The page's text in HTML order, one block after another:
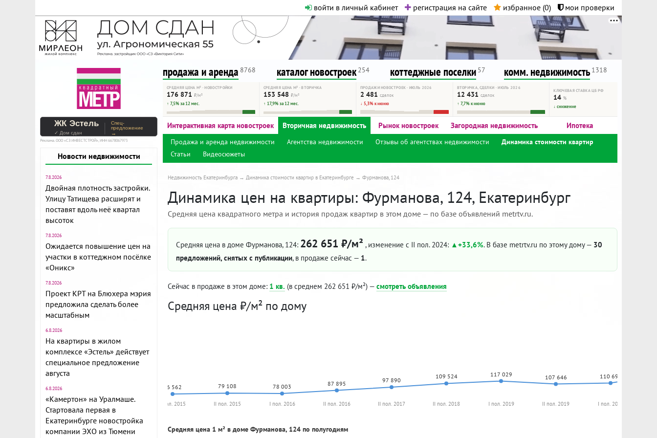
войти в личный кабинет регистрация на сайте избранное (0) мои проверки
На Метре реклама - только нормальная. Никакого шок-контента.
Помогайте независимому ресурсу, как он помогает вам. Удачи!
продажа и аренда 8768 каталог новостроек 254 коттеджные поселки 57 комм. недвижимость 1318
СРЕДНЯЯ ЦЕНА М² · НОВОСТРОЙКИ
176 871 ₽/м²
↑ 7,5% за 12 мес.
СРЕДНЯЯ ЦЕНА М² · ВТОРИЧКА
153 548 ₽/м²
↑ 17,9% за 12 мес.
ПРОДАЖИ НОВОСТРОЕК · ИЮЛЬ 2026
2 481 сделок
↓ 5,3% к июню
ВТОРИЧКА, СДЕЛКИ · ИЮЛЬ 2026
12 431 сделок
↑ 7,7% к июню
КЛЮЧЕВАЯ СТАВКА ЦБ РФ
14%
↓ снижение
ЖК Эстель
✓ Дом сдан
Спец-
предложение
→
Реклама. ООО «СЗ ИНВЕСТСТРОЙ», ИНН 6678067973
Новости недвижимости
7.8.2026
Двойная плотность застройки.
Улицу Татищева расширят и
поставят вдоль неё квартал
высоток
7.8.2026
Ожидается повышение цен на
участки в коттеджном посёлке
«Оникс»
7.8.2026
Проект КРТ на Блюхера мэрия
предложила сделать более
масштабным
6.8.2026
На квартиры в жилом
комплексе «Эстель» действует
специальное предложение
августа
6.8.2026
«Камертон» на Уралмаше.
Стартовала первая в
Екатеринбурге новостройка
компании ЭХО из Тюмени
Интерактивная карта новостроек Вторичная недвижимость Рынок новостроек Загородная недвижимость Ипотека
Продажа и аренда недвижимости Агентства недвижимости Отзывы об агентствах недвижимости
Динамика стоимости квартир
Статьи
Видеосюжеты
Недвижимость Екатеринбурга Динамика стоимости квартир в Екатеринбурге Фурманова, 124
Динамика цен на квартиры: Фурманова, 124, Екатеринбург
Средняя цена квадратного метра и история продаж квартир в этом доме — по базе объявлений metrtv.ru.
Средняя цена в доме Фурманова, 124: 262 651 ₽/м² , изменение с II пол. 2024: +33,6%. В базе metrtv.ru по этому дому — 30
предложений, снятых с публикации, в продаже сейчас — 1.
Сейчас в продаже в этом доме: 1 кв. (в среднем 262 651 ₽/м²) — смотреть объявления
Средняя цена ₽/м² по дому
76 562 79 108 78 003 87 895 97 890
109 524 117 029 107 646 110 690
I пол. 2015 II пол. 2015 I пол. 2016 II пол. 2016 II пол. 2017 II пол. 2018 I пол. 2019 II пол. 2019 I пол. 2020
Средняя цена 1 м² в доме Фурманова, 124 по полугодиям